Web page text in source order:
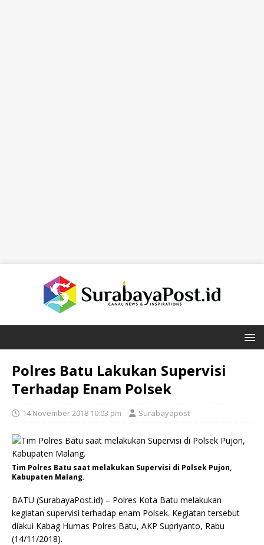
Polres Batu Lakukan Supervisi
Terhadap Enam Polsek
14 November 2018 10:03 pm Surabayapost
Tim Polres Batu saat melakukan Supervisi di Polsek Pujon,
Kabupaten Malang.
BATU (SurabayaPost.id) – Polres Kota Batu melakukan
kegiatan supervisi terhadap enam Polsek. Kegiatan tersebut
diakui Kabag Humas Polres Batu, AKP Supriyanto, Rabu
(14/11/2018).